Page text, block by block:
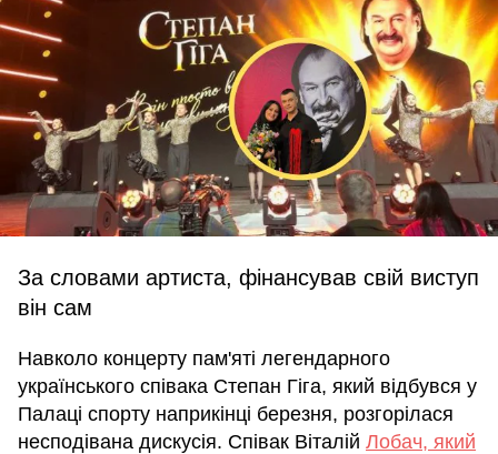
За словами артиста, фінансував свій виступ
він сам
Навколо концерту пам'яті легендарного
українського співака Степан Гіга, який відбувся у
Палаці спорту наприкінці березня, розгорілася
несподівана дискусія. Співак Віталій Лобач, який